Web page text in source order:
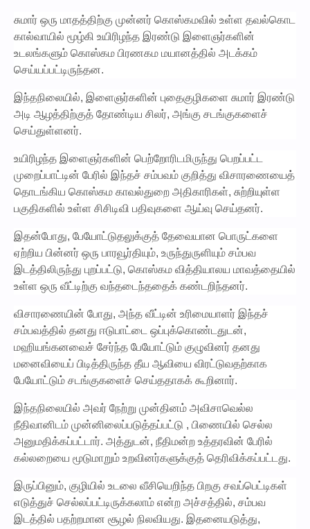
சுமார் ஒரு மாதத்திற்கு முன்னர் கொஸ்கமவில் உள்ள தவல்கொட
கால்வாயில் மூழ்கி உயிரிழந்த இரண்டு இளைஞர்களின்
உடலங்களும் கொஸ்கம பிரணகம மயானத்தில் அடக்கம்
செய்யப்பட்டிருந்தன.
இந்தநிலையில், இளைஞர்களின் புதைகுழிகளை சுமார் இரண்டு
அடி ஆழத்திற்குத் தோண்டிய சிலர், அங்கு சடங்குகளைச்
செய்துள்ளனர்.
உயிரிழந்த இளைஞர்களின் பெற்றோரிடமிருந்து பெறப்பட்ட
முறைப்பாட்டின் பேரில் இந்தச் சம்பவம் குறித்து விசாரணையைத்
தொடங்கிய கொஸ்கம காவல்துறை அதிகாரிகள், சுற்றியுள்ள
பகுதிகளில் உள்ள சிசிடிவி பதிவுகளை ஆய்வு செய்தனர்.
இதன்போது, பேயோட்டுதலுக்குத் தேவையான பொருட்களை
ஏற்றிய பின்னர் ஒரு பாரவூர்தியும், உருந்துருளியும் சம்பவ
இடத்திலிருந்து புறப்பட்டு, கொஸ்கம வித்தியாலய மாவத்தையில்
உள்ள ஒரு வீட்டிற்கு வந்தடைந்ததைக் கண்டறிந்தனர்.
விசாரணையின் போது, அந்த வீட்டின் உரிமையாளர் இந்தச்
சம்பவத்தில் தனது ஈடுபாட்டை ஒப்புக்கொண்டதுடன்,
மஹியங்கனவைச் சேர்ந்த பேயோட்டும் குழுவினர் தனது
மனைவியைப் பிடித்திருந்த தீய ஆவியை விரட்டுவதற்காக
பேயோட்டும் சடங்குகளைச் செய்ததாகக் கூறினார்.
இந்தநிலையில் அவர் நேற்று முன்தினம் அவிசாவெல்ல
நீதிவானிடம் முன்னிலைப்படுத்தப்பட்டு , பிணையில் செல்ல
அனுமதிக்கப்பட்டார். அத்துடன், நீதிமன்ற உத்தரவின் பேரில்
கல்லறையை மூடுமாறும் உறவினர்களுக்குத் தெரிவிக்கப்பட்டது.
இருப்பினும், குழியில் உடலை வீசியெறிந்த பிறகு சவப்பெட்டிகள்
எடுத்துச் செல்லப்பட்டிருக்கலாம் என்ற அச்சத்தில், சம்பவ
இடத்தில் பதற்றமான சூழல் நிலவியது. இதனையடுத்து,